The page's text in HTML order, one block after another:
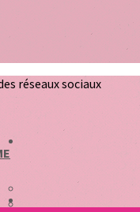
réseaux sociaux